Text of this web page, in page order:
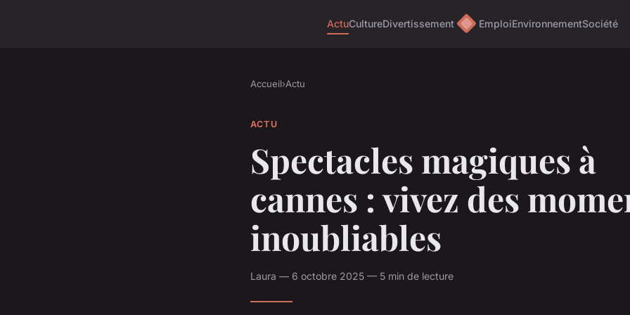
ActuCultureDivertissement EmploiEnvironnementSociété
Accueil›Actu
ACTU
Spectacles magiques à
cannes : vivez des
inoubliables
Laura — 6 octobre 2025 — 5 min de lecture